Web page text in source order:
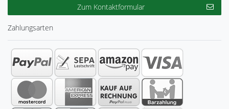
Zum Kontaktformular
Zahlungsarten